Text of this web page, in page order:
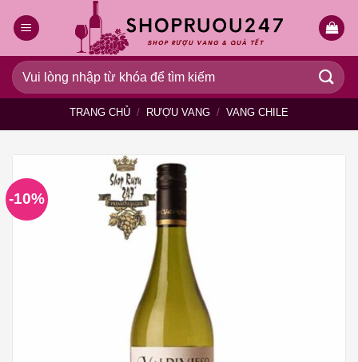
qua
dung
Tìm
kiếm:
TRANG CHỦ / RƯỢU VANG / VANG CHILE
-10%